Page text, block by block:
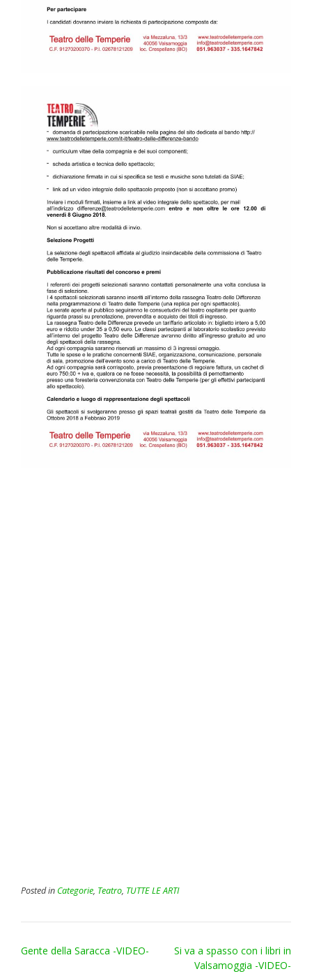
Posted in Categorie, Teatro, TUTTE LE ARTI
Post
Gente della Saracca -VIDEO-
Si va a spasso con i libri in
Valsamoggia -VIDEO-